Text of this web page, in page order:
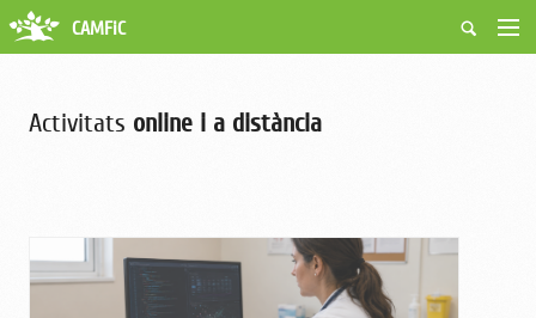
Fes-te soci
Grups i Vocalies
CAMFiC
Activitats online i a distància